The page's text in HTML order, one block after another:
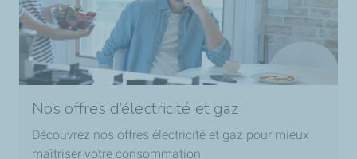
Nos offres d’électricité et gaz
Découvrez nos offres électricité et gaz pour mieux
maîtriser votre consommation